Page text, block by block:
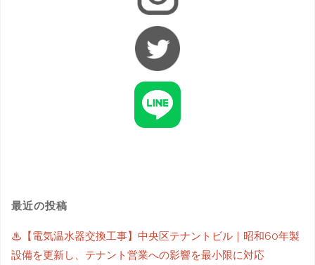
最近の投稿
♨【電気温水器交換工事】中央区テナントビル｜昭和60年製
設備を更新し、テナント営業への影響を最小限に対応